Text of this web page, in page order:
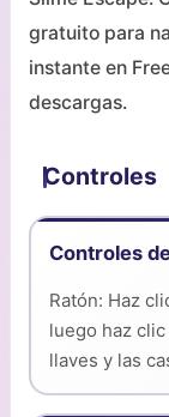
gratuito para
instante en
descargas.
Controles
Controles
Ratón: Haz
luego haz
llaves y las